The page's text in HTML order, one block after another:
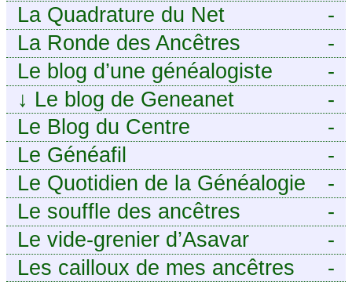
-
La Quadrature du Net
-
La Ronde des Ancêtres
-
Le blog d’une généalogiste
-
↓ Le blog de Geneanet
-
Le Blog du Centre
Généalogique de Touraine -
-
Le Généafil
-
Le Quotidien de la Généalogie
-
Le souffle des ancêtres
-
Le vide-grenier d’Asavar
-
Les cailloux de mes ancêtres